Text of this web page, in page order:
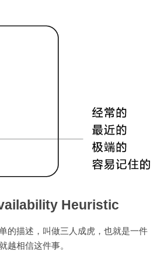
Heuristic
的描述，叫做三人成虎，也就是一件
越相信这件事。